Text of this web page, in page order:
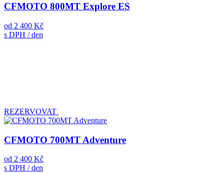
CFMOTO 800MT Explore ES
od 2 400 Kč
s DPH / den
REZERVOVAT
CFMOTO 700MT Adventure
od 2 400 Kč
s DPH / den